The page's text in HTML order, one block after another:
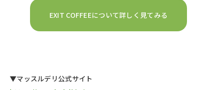
EXIT COFFEEについて詳しく見てみる
▼マッスルデリ公式サイト